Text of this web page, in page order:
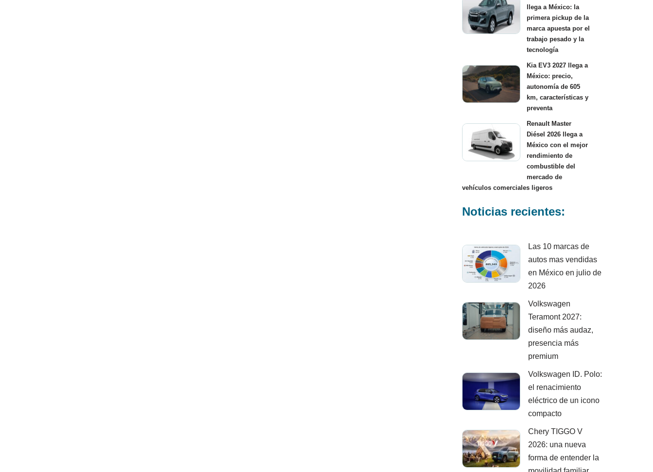
llega a México: la
primera pickup de la
marca apuesta por el
trabajo pesado y la
tecnología
Kia EV3 2027 llega a
México: precio,
autonomía de 605
km, características y
preventa
Renault Master
Diésel 2026 llega a
México con el mejor
rendimiento de
combustible del
mercado de
vehículos comerciales ligeros
Noticias recientes:
Las 10 marcas de
autos mas vendidas
en México en julio de
2026
Volkswagen
Teramont 2027:
diseño más audaz,
presencia más
premium
Volkswagen ID. Polo:
el renacimiento
eléctrico de un icono
compacto
Chery TIGGO V
2026: una nueva
forma de entender la